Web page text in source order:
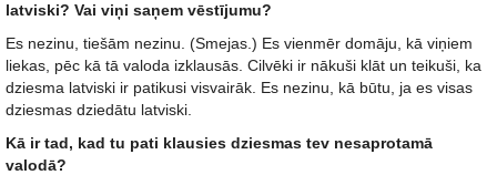
latviski? Vai viņi saņem vēstījumu?
Es nezinu, tiešām nezinu. (Smejas.) Es vienmēr domāju, kā viņiem
liekas, pēc kā tā valoda izklausās. Cilvēki ir nākuši klāt un teikuši, ka
dziesma latviski ir patikusi visvairāk. Es nezinu, kā būtu, ja es visas
dziesmas dziedātu latviski.
Kā ir tad, kad tu pati klausies dziesmas tev nesaprotamā
valodā?